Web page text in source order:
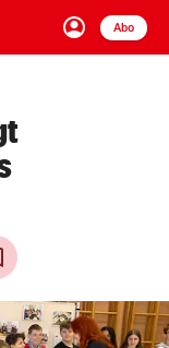
account_circle
Anmelden
Abo
close Schließen
arrow_right
arrow_right